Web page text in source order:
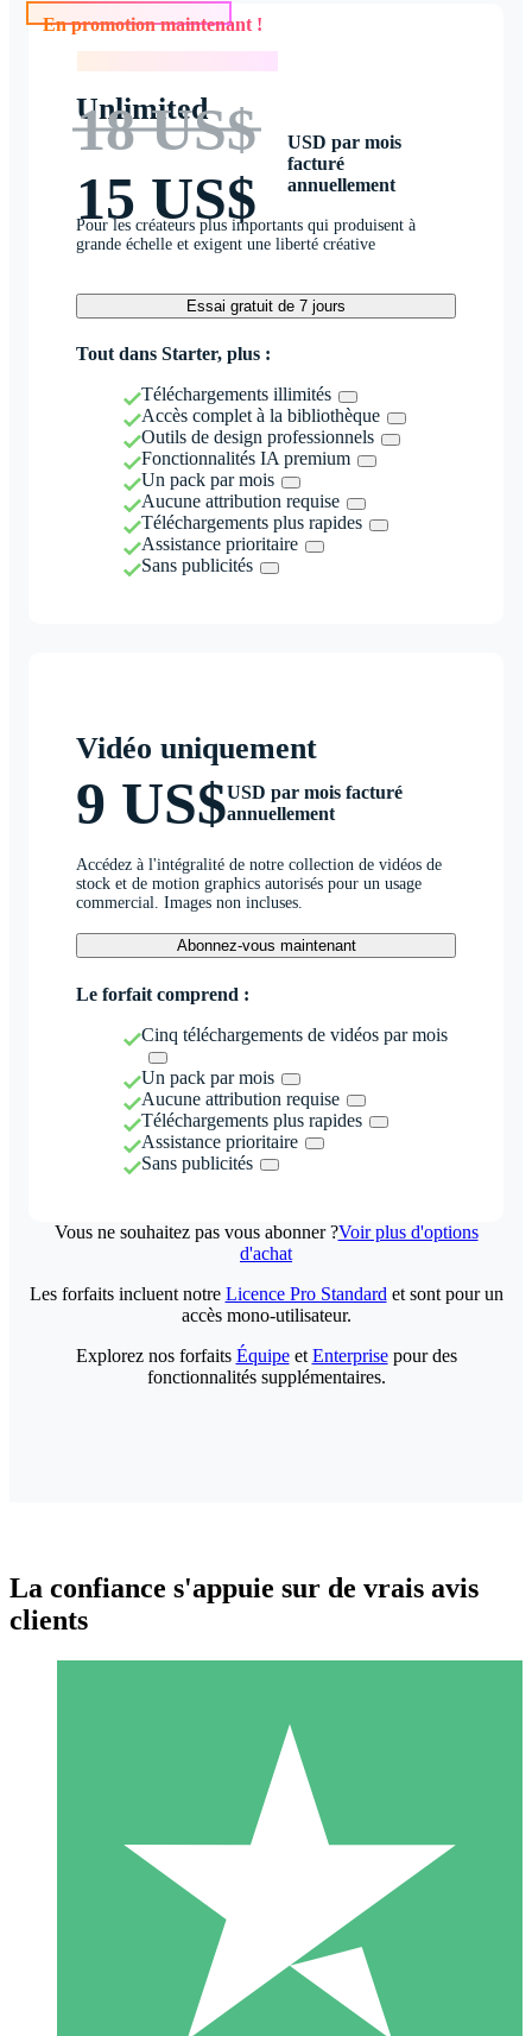
En promotion maintenant !
Unlimited
18 US$
15 US$
USD par mois
facturé
annuellement
Pour les créateurs plus importants qui produisent à
grande échelle et exigent une liberté créative
Essai gratuit de 7 jours
Tout dans Starter, plus :
Téléchargements illimités
Accès complet à la bibliothèque
Outils de design professionnels
Fonctionnalités IA premium
Un pack par mois
Aucune attribution requise
Téléchargements plus rapides
Assistance prioritaire
Sans publicités
Vidéo uniquement
9 US$USD par mois facturé
annuellement
Accédez à l'intégralité de notre collection de vidéos de
stock et de motion graphics autorisés pour un usage
commercial. Images non incluses.
Abonnez-vous maintenant
Le forfait comprend :
Cinq téléchargements de vidéos par mois
Un pack par mois
Aucune attribution requise
Téléchargements plus rapides
Assistance prioritaire
Sans publicités
Vous ne souhaitez pas vous abonner ?Voir plus d'options
d'achat
Packs de Crédits Individuels
Payez à l'utilisation avec des crédits de téléchargement. Sans
1 Téléchargement
10 00
Les forfaits incluent notre Licence Pro Standard et sont pour un
accès mono-utilisateur.
Explorez nos forfaits Équipeet Enterprisepour des
fonctionnalités supplémentaires.
La confiance s'appuie sur de vrais avis
clients